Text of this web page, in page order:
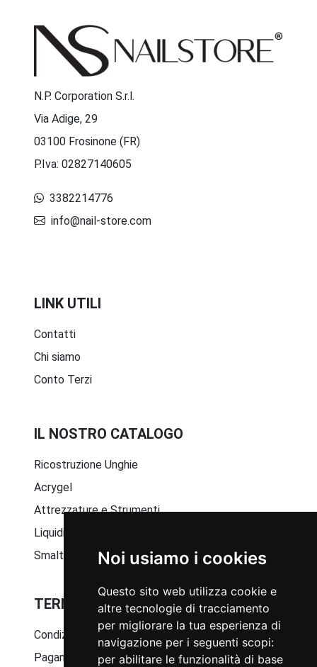
Noi usiamo i cookies
Questo sito web utilizza cookie e
altre tecnologie di tracciamento
per migliorare la tua esperienza di
navigazione per i seguenti scopi:
per abilitare le funzionalità di base
N.P. Corporation S.r.l.
Via Adige, 29
03100 Frosinone (FR)
P.Iva: 02827140605
3382214776
info@nail-store.com
LINK UTILI
Contatti
Chi siamo
Conto Terzi
IL NOSTRO CATALOGO
Ricostruzione Unghie
Acrygel
Attrezzature e Strumenti
Liquidi e Solventi
Smalto Semipermanente
TERMINI E CONDIZIONI GENERALI
Condizioni generali di vendita
Pagamenti disponibili